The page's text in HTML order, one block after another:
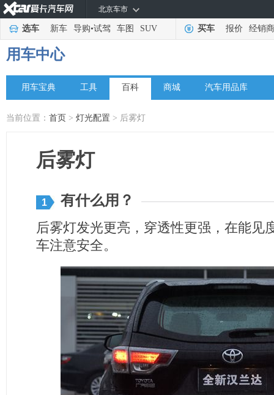
北京车市
选车 新车 导购•试驾 车图 SUV 买车 报价 经销商
用车中心
用车宝典 工具 百科 商城 汽车用品库
当前位置： 首页 > 灯光配置 > 后雾灯
后雾灯
1 有什么用？
后雾灯发光更亮，穿透性更强，在能见
车注意安全。